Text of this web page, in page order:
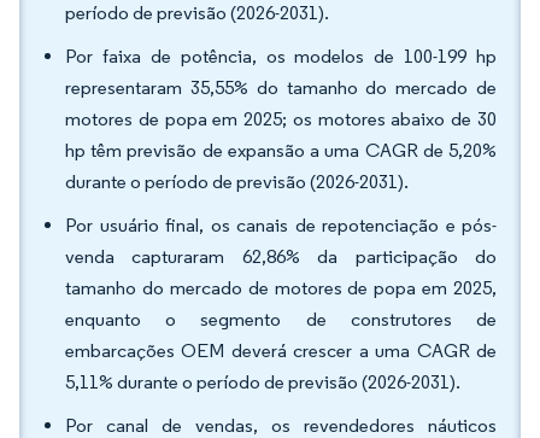
período de previsão (2026-2031).
Por faixa de potência, os modelos de 100-199 hp
representaram 35,55% do tamanho do mercado de
motores de popa em 2025; os motores abaixo de 30
hp têm previsão de expansão a uma CAGR de 5,20%
durante o período de previsão (2026-2031).
Por usuário final, os canais de repotenciação e pós-
venda capturaram 62,86% da participação do
tamanho do mercado de motores de popa em 2025,
enquanto o segmento de construtores de
embarcações OEM deverá crescer a uma CAGR de
5,11% durante o período de previsão (2026-2031).
Por canal de vendas, os revendedores náuticos